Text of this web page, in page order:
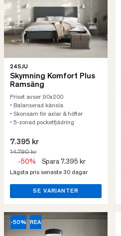
24SJU
Skymning Komfort Plus
Ramsäng
Priset avser 90x200
• Balanserad känsla
• Skonsam för axlar & höfter
• 5-zonad pocketfjädring
7.395 kr
14.790 kr
-50% Spara 7.395 kr
Lägsta pris senaste 30 dagar
SE VARIANTER
-50% REA